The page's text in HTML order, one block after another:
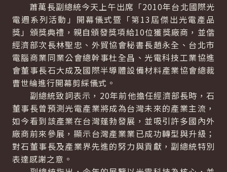
蕭萬長副總統今天上午出席「2010年台北國際光
電週系列活動」開幕儀式暨「第13屆傑出光電產品
獎」頒獎典禮，親自頒發獎項給10位獲獎廠商，並偕
經濟部次長林聖忠、外貿協會秘書長趙永全、台北市
電腦商業同業公會總幹事杜全昌、光電科技工業協進
會董事長石大成及國際半導體設備材料產業協會總裁
曹世綸進行開幕剪綵儀式。
副總統致詞表示，20年前他擔任經濟部長時，石
董事長曾預測光電產業將成為台灣未來的產業主流，
如今看到該產業在台灣蓬勃發展，並吸引許多國內外
廠商前來參展，顯示台灣產業業已成功轉型與升級；
對石董事長及產業界先進的努力與貢獻，副總統特別
表達感謝之意。